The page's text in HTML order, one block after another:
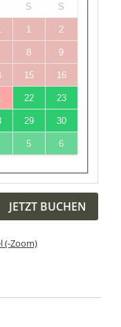
S S
1 2
8 9
15 16
22 23
29 30
5 6
JETZT BUCHEN
(-Zoom)